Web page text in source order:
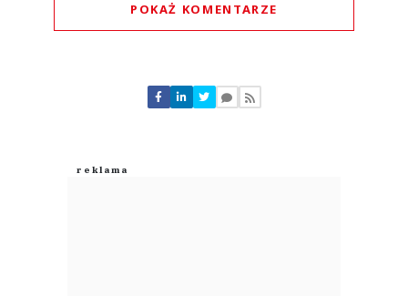
POKAŻ KOMENTARZE
Nie znaleziono komentarzy
Zostaw swoje komentarze